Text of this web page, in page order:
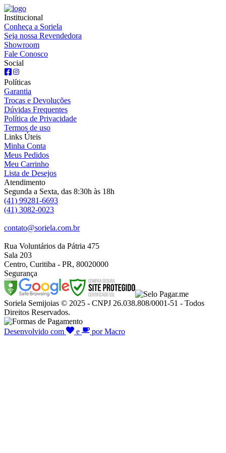
Institucional
Conheça a Soriela
Seja nossa Revendedora
Showroom
Fale Conosco
Social
Políticas
Garantia
Trocas e Devoluções
Dúvidas Frequentes
Política de Privacidade
Termos de uso
Links Úteis
Minha Conta
Meus Pedidos
Meu Carrinho
Lista de Desejos
Atendimento
Segunda a Sexta, das 8:30h às 18h
(41) 99281-6693
(41) 3082-0023
contato@soriela.com.br
Rua Voluntários da Pátria 475
Sala 203
Centro, Curitiba - PR, 80020000
Segurança
Soriela Semijoias © 2025 - CNPJ 26.038.808/0001-51 - Todos
Direitos Reservados.
Desenvolvido com e por Macro